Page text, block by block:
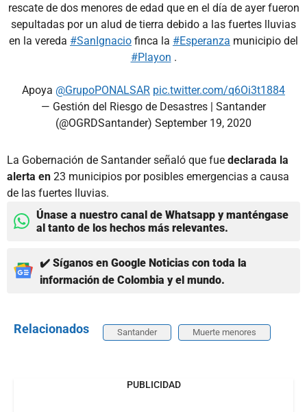
rescate de dos menores de edad que en el día de ayer fueron
sepultadas por un alud de tierra debido a las fuertes lluvias
en la vereda #SanIgnacio finca la #Esperanza municipio del
#Playon .
Apoya @GrupoPONALSAR pic.twitter.com/q6Oi3t1884
— Gestión del Riesgo de Desastres | Santander
(@OGRDSantander) September 19, 2020
La Gobernación de Santander señaló que fue declarada la
alerta en 23 municipios por posibles emergencias a causa
de las fuertes lluvias.
Únase a nuestro canal de Whatsapp y manténgase
al tanto de los hechos más relevantes.
✔️ Síganos en Google Noticias con toda la
información de Colombia y el mundo.
Relacionados Santander Muerte menores
PUBLICIDAD